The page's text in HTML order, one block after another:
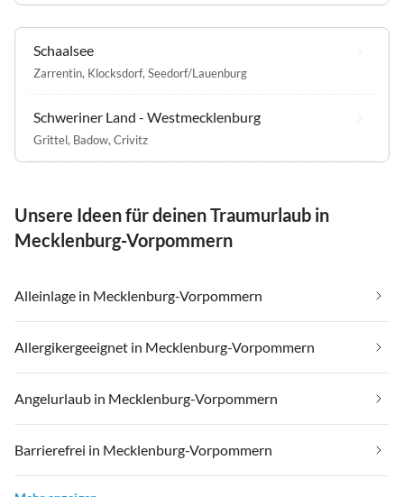
Schaalsee
Zarrentin, Klocksdorf, Seedorf/Lauenburg
Schweriner Land - Westmecklenburg
Grittel, Badow, Crivitz
Unsere Ideen für deinen Traumurlaub in
Mecklenburg-Vorpommern
Alleinlage in Mecklenburg-Vorpommern
Allergikergeeignet in Mecklenburg-Vorpommern
Angelurlaub in Mecklenburg-Vorpommern
Barrierefrei in Mecklenburg-Vorpommern